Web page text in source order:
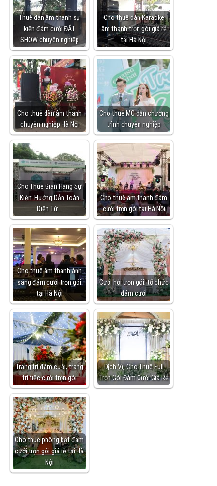
Thuê dàn âm thanh sự
kiện đám cưới ĐẮT
SHOW chuyên nghiệp
Cho thuê dàn Karaoke
âm thanh trọn gói giá rẻ
tại Hà Nội
Cho thuê dàn âm thanh
chuyên nghiệp Hà Nội
Cho thuê MC dẫn chương
trình chuyên nghiệp
Cho Thuê Gian Hàng Sự
Kiện: Hướng Dẫn Toàn
Diện Từ…
Cho thuê âm thanh đám
cưới trọn gói tại Hà Nội
Cho thuê âm thanh ánh
sáng đám cưới trọn gói
tại Hà Nội
Cưới hỏi trọn gói, tổ chức
đám cưới
Trang trí đám cưới, trang
trí tiệc cưới trọn gói
Dịch Vụ Cho Thuê Full
Trọn Gói Đám Cưới Giá Rẻ
Cho thuê phông bạt đám
cưới trọn gói giá rẻ tại Hà
Nội